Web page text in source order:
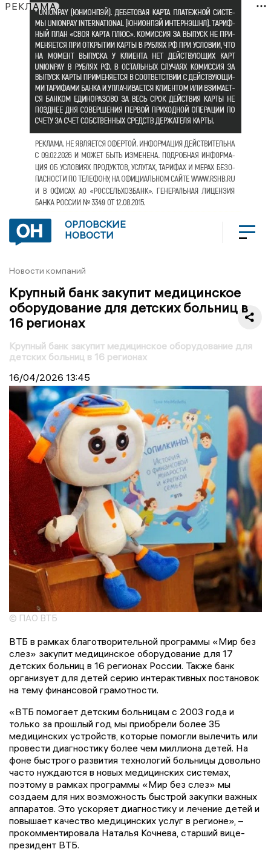
РЕКЛАМА
ОРЛОВСКИЕ
НОВОСТИ
Новости компаний
Крупный банк закупит медицинское
оборудование для детских больниц в
16 регионах
Крупный банк закупит медицинское оборудование для
детских больниц в 16 регионах
16/04/2026 13:45
© ПАО ВТБ
ВТБ в рамках благотворительной программы «Мир без
слез» закупит медицинское оборудование для 17
детских больниц в 16 регионах России. Также банк
организует для детей серию интерактивных постановок
на тему финансовой грамотности.
«ВТБ помогает детским больницам с 2003 года и
только за прошлый год мы приобрели более 35
медицинских устройств, которые помогли вылечить или
провести диагностику более чем миллиона детей. На
фоне быстрого развития технологий больницы довольно
часто нуждаются в новых медицинских системах,
поэтому в рамках программы «Мир без слез» мы
создаем для них возможность быстрой закупки важных
аппаратов. Это ускоряет диагностику и лечение детей и
повышает качество медицинских услуг в регионе», –
прокомментировала Наталья Кочнева, старший вице-
президент ВТБ.